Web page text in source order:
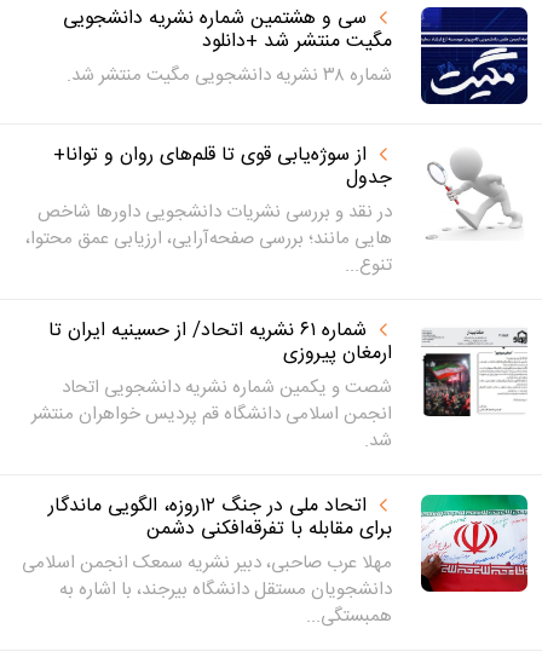
سی و هشتمین شماره نشریه دانشجویی
مگیت منتشر شد +دانلود
شماره ۳۸ نشریه دانشجویی مگیت منتشر شد.
از سوژه‌یابی قوی تا قلم‌های روان و توانا+
جدول
در نقد و بررسی نشریات دانشجویی داورها شاخص
هایی مانند؛ بررسی صفحه‌آرایی، ارزیابی عمق محتوا،
تنوع...
شماره ۶۱ نشریه اتحاد/ از حسینیه ایران تا
ارمغان پیروزی
شصت و یکمین شماره نشریه دانشجویی اتحاد
انجمن اسلامی دانشگاه قم پردیس خواهران منتشر
شد.
اتحاد ملی در جنگ ۱۲روزه، الگویی ماندگار
برای مقابله با تفرقه‌افکنی دشمن
مهلا عرب صاحبی، دبیر نشریه سمعک انجمن اسلامی
دانشجویان مستقل دانشگاه بیرجند، با اشاره به
همبستگی...